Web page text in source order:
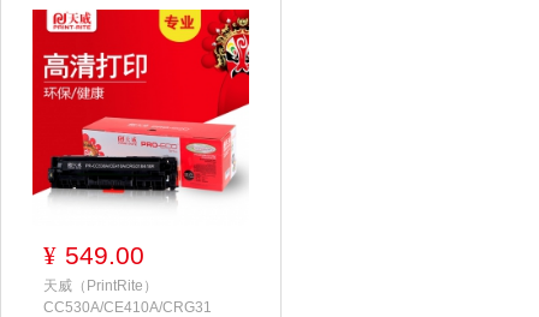
¥ 549.00
天威（PrintRite）
CC530A/CE410A/CRG31